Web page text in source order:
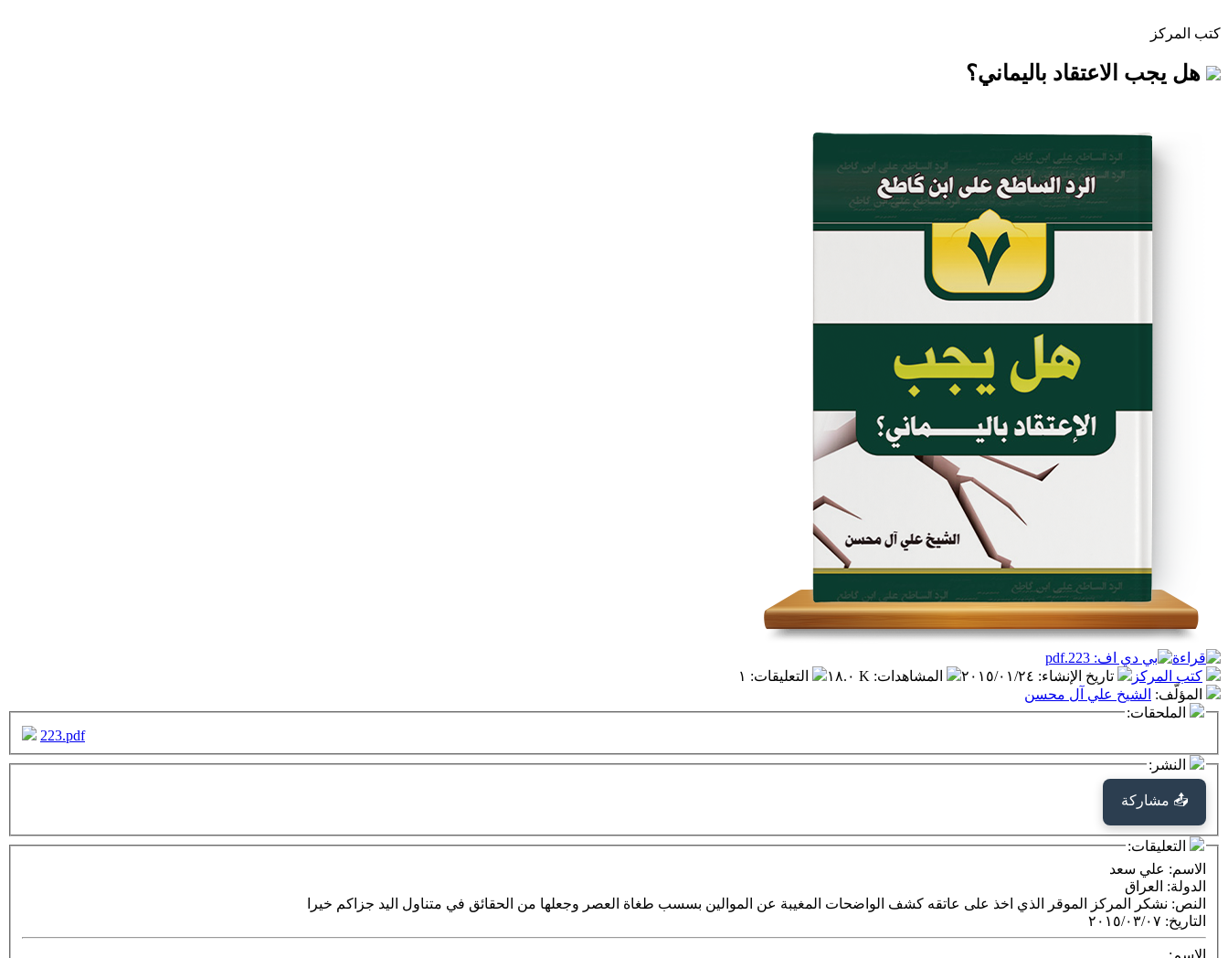
كتب المركز
هل يجب الاعتقاد باليماني؟
كتب المركز تاريخ الإنشاء: ٢٠١٥/٠١/٢٤ المشاهدات: ١٨.٠ K التعليقات: ١
المؤلّف: الشيخ علي آل محسن
الملحقات:
223.pdf
النشر:
📤 مشاركة
التعليقات:
الاسم: علي سعد
الدولة: العراق
النص: نشكر المركز الموقر الذي اخذ على عاتقه كشف الواضحات المغيبة عن الموالين بسسب طغاة العصر وجعلها من الحقائق في متناول اليد جزاكم خيرا
التاريخ: ٢٠١٥/٠٣/٠٧
الاسم: